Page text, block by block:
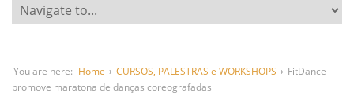
You are here: Home › CURSOS, PALESTRAS e WORKSHOPS › FitDance
promove maratona de danças coreografadas